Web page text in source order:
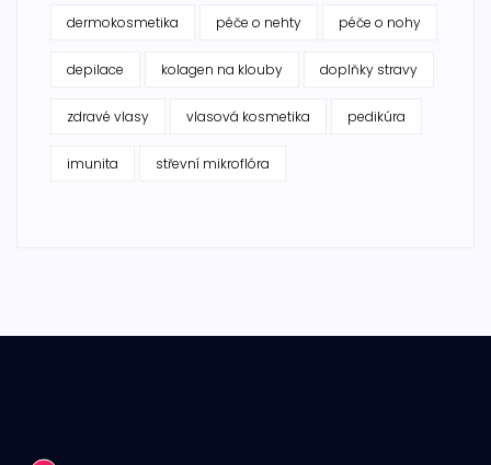
dermokosmetika péče o nehty péče o nohy
depilace kolagen na klouby doplňky stravy
zdravé vlasy vlasová kosmetika pedikúra
imunita střevní mikroflóra